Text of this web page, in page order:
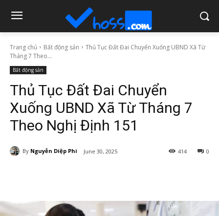
Trang chủ Bất động sản
Thủ Tục Đất Đai Chuyển Xuống UBND Xã Từ
Tháng 7 Theo...
Bất động sản
Thủ Tục Đất Đai Chuyển
Xuống UBND Xã Từ Tháng 7
Theo Nghị Định 151
By Nguyễn Diệp Phi June 30, 2025 0
414